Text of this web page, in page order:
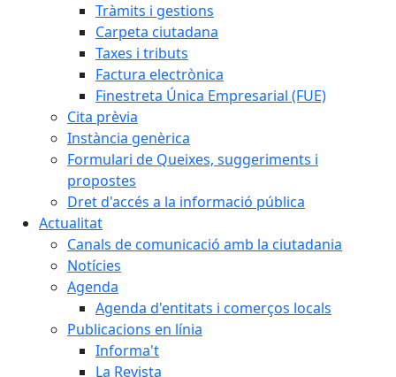
Tràmits i gestions
Carpeta ciutadana
Taxes i tributs
Factura electrònica
Finestreta Única Empresarial (FUE)
Cita prèvia
Instància genèrica
Formulari de Queixes, suggeriments i
propostes
Dret d'accés a la informació pública
Actualitat
Canals de comunicació amb la ciutadania
Notícies
Agenda
Agenda d'entitats i comerços locals
Publicacions en línia
Informa't
La Revista